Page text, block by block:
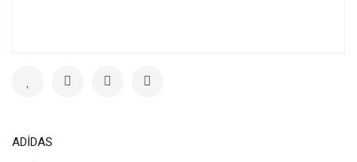
ADİDAS